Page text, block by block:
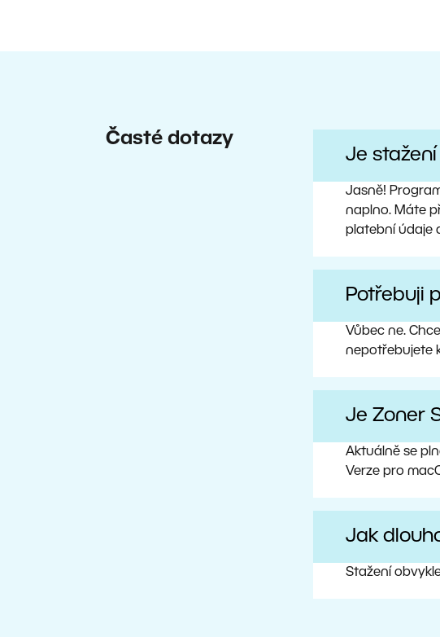
Časté dotazy
Je
Jasně!
naplno. Máte
platební údaje
Potřebuji
Vůbec ne.
nepotřebujete
Je Zoner
Aktuálně se
Verze pro
Jak
Stažení